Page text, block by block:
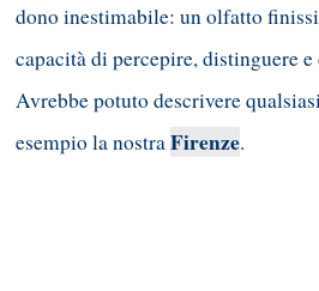
dono inestimabile: un olfatto
capacità di percepire, distinguere
Avrebbe potuto descrivere
esempio la nostraFirenze.